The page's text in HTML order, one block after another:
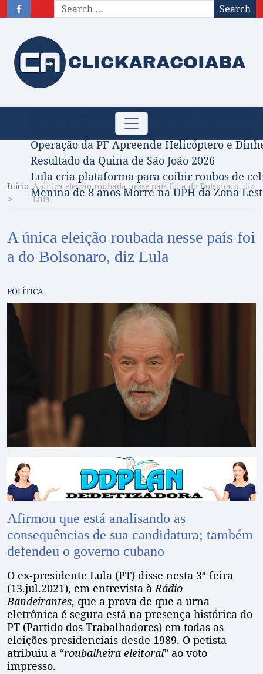
Search
Toggle
navigation
Obituário – Nota de falecimento: 31/07/2026
Comissão Aprova Projeto de Jilmar Tatto
Operação da PF Apreende Helicóptero e
Resultado da Quina de São João 2026
Lula cria plataforma para coibir roubos de
Menina de 8 anos Morre na UPH da Zona
Início A única eleição roubada nesse país foi a do Bolsonaro, diz
Lula
A única eleição roubada nesse país foi
a do Bolsonaro, diz Lula
POLÍTICA
Afirmou que está analisando as
consequências de sua candidatura; também
defendeu o governo cubano
O ex-presidente Lula (PT) disse nesta 3ª feira
(13.jul.2021), em entrevista àRádio
Bandeirantes, que a prova de que a urna
eletrônica é segura está na presença histórica do
PT (Partido dos Trabalhadores) em todas as
eleições presidenciais desde 1989. O petista
atribuiu a “roubalheira eleitoral” ao voto
impresso.